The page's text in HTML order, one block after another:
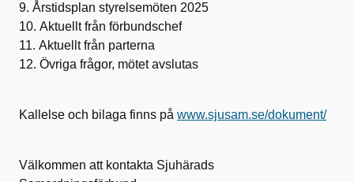
9. Årstidsplan styrelsemöten 2025
10. Aktuellt från förbundschef
11. Aktuellt från parterna
12. Övriga frågor, mötet avslutas
Kallelse och bilaga finns på www.sjusam.se/dokument/
Välkommen att kontakta Sjuhärads